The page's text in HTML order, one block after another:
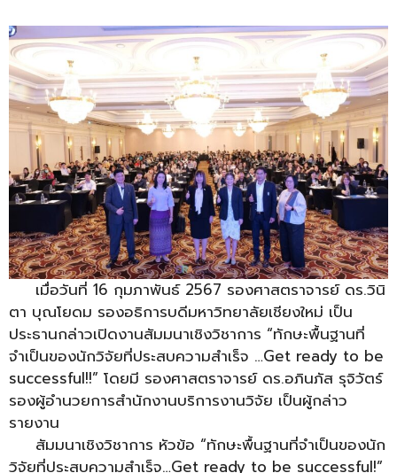
เมื่อวันที่ 16 กุมภาพันธ์ 2567 รองศาสตราจารย์ ดร.วินิ
ตา บุณโยดม รองอธิการบดีมหาวิทยาลัยเชียงใหม่ เป็น
ประธานกล่าวเปิดงานสัมมนาเชิงวิชาการ “ทักษะพื้นฐานที่
จำเป็นของนักวิจัยที่ประสบความสำเร็จ …Get ready to be
successful!!” โดยมี รองศาสตราจารย์ ดร.อภินภัส รุจิวัตร์
รองผู้อำนวยการสำนักงานบริการงานวิจัย เป็นผู้กล่าว
รายงาน
สัมมนาเชิงวิชาการ หัวข้อ “ทักษะพื้นฐานที่จำเป็นของนัก
วิจัยที่ประสบความสำเร็จ…Get ready to be successful!”